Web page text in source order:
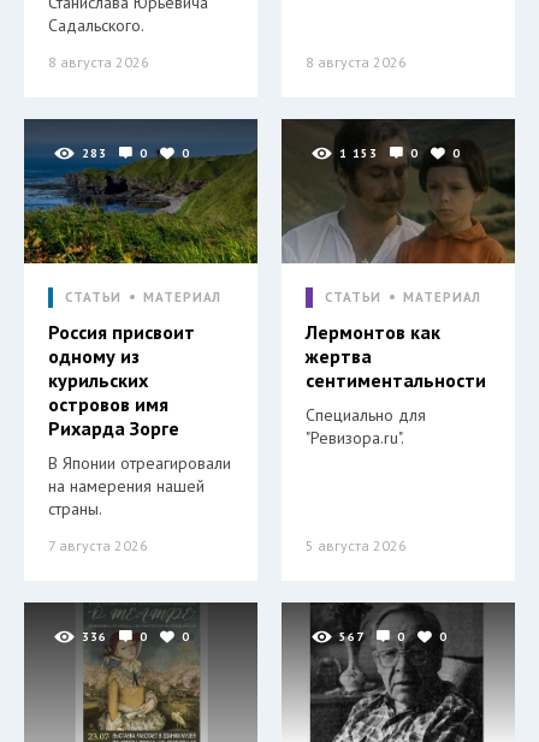
Садальского.
8 августа 2026 8 августа 2026
283 0 0
СТАТЬИ МАТЕРИАЛ
Россия присвоит
одному из
курильских
островов имя
Рихарда Зорге
В Японии отреагировали
на намерения нашей
страны.
7 августа 2026
1 153 0 0
СТАТЬИ МАТЕРИАЛ
Лермонтов как
жертва
сентиментальности
Специально для
"Ревизора.ru".
5 августа 2026
336 0 0 567 0 0